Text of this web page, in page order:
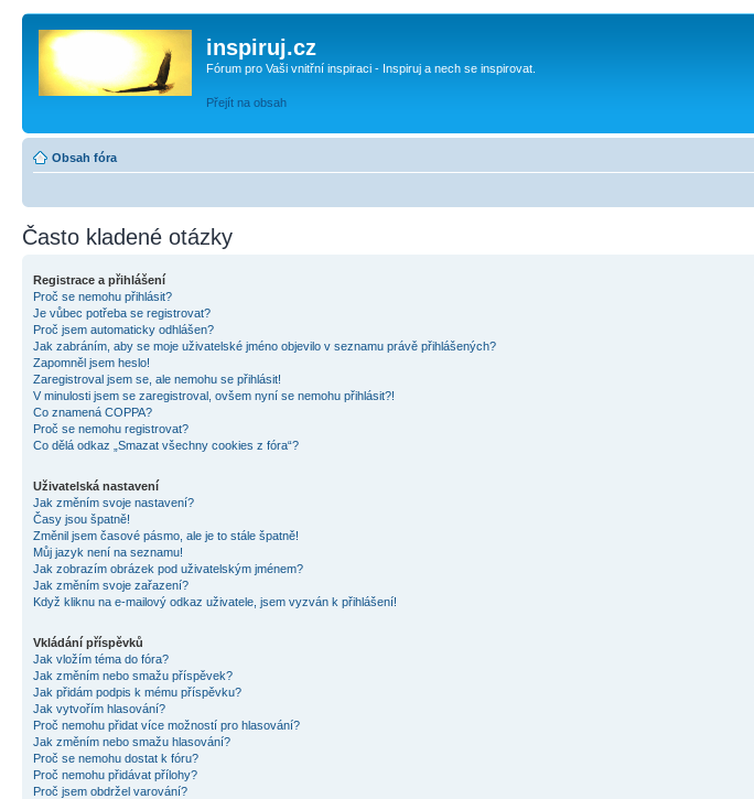
inspiruj.cz
Fórum pro Vaši vnitřní inspiraci - Inspiruj a nech se inspirovat.
Přejít na obsah
Obsah fóra
Často kladené otázky
Registrace a přihlášení
Proč se nemohu přihlásit?
Je vůbec potřeba se registrovat?
Proč jsem automaticky odhlášen?
Jak zabráním, aby se moje uživatelské jméno objevilo v seznamu právě přihlášených?
Zapomněl jsem heslo!
Zaregistroval jsem se, ale nemohu se přihlásit!
V minulosti jsem se zaregistroval, ovšem nyní se nemohu přihlásit?!
Co znamená COPPA?
Proč se nemohu registrovat?
Co dělá odkaz „Smazat všechny cookies z fóra“?
Uživatelská nastavení
Jak změním svoje nastavení?
Časy jsou špatně!
Změnil jsem časové pásmo, ale je to stále špatně!
Můj jazyk není na seznamu!
Jak zobrazím obrázek pod uživatelským jménem?
Jak změním svoje zařazení?
Když kliknu na e-mailový odkaz uživatele, jsem vyzván k přihlášení!
Vkládání příspěvků
Jak vložím téma do fóra?
Jak změním nebo smažu příspěvek?
Jak přidám podpis k mému příspěvku?
Jak vytvořím hlasování?
Proč nemohu přidat více možností pro hlasování?
Jak změním nebo smažu hlasování?
Proč se nemohu dostat k fóru?
Proč nemohu přidávat přílohy?
Proč jsem obdržel varování?